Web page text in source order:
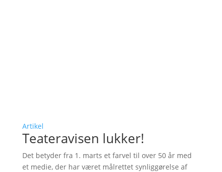
Artikel
Teateravisen lukker!
Det betyder fra 1. marts et farvel til over 50 år med
et medie, der har været målrettet synliggørelse af